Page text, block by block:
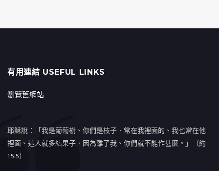
有用連結 USEFUL LINKS
瀏覽舊網站
耶穌說：「我是葡萄樹、你們是枝子．常在我裡面的、我也常在他
裡面、這人就多結果子．因為離了我、你們就不能作甚麼。」（約
15:5）